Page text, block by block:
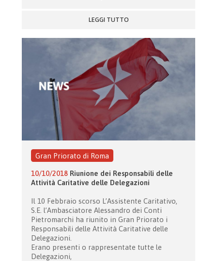
LEGGI TUTTO
Gran Priorato di Roma
10/10/2018 Riunione dei Responsabili delle
Attività Caritative delle Delegazioni
Il 10 Febbraio scorso L’Assistente Caritativo,
S.E. l’Ambasciatore Alessandro dei Conti
Pietromarchi ha riunito in Gran Priorato i
Responsabili delle Attività Caritative delle
Delegazioni.
Erano presenti o rappresentate tutte le
Delegazioni,